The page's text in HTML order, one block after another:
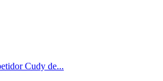
Cudy de...